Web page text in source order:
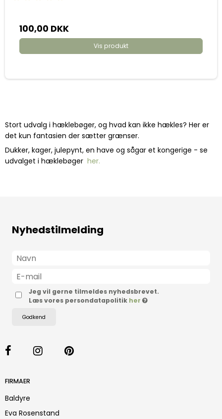
100,00 DKK
Vis produkt
Stort udvalg i hæklebøger, og hvad kan ikke hækles? Her er
det kun fantasien der sætter grænser.
Dukker, kager, julepynt, en have og sågar et kongerige - se
udvalget i hæklebøger her.
Nyhedstilmelding
Jeg vil gerne tilmeldes nyhedsbrevet.
Læs vores persondatapolitik her
Godkend
FIRMAER
Baldyre
Eva Rosenstand